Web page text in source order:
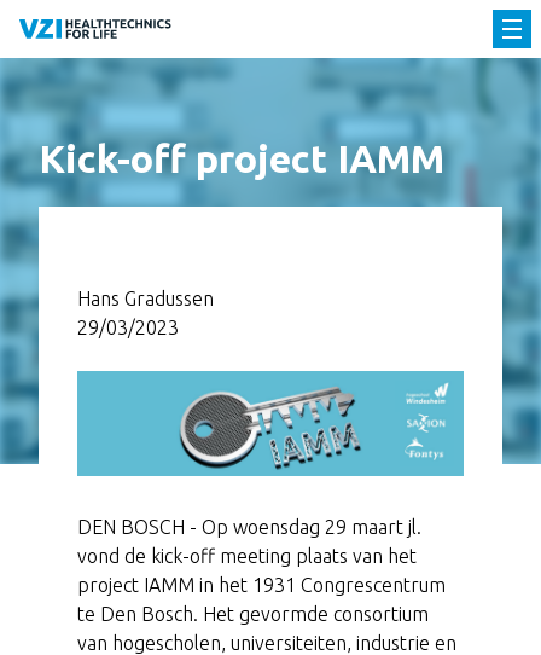
Kick-off project IAMM
Hans Gradussen
29/03/2023
DEN BOSCH - Op woensdag 29 maart jl.
vond de kick-off meeting plaats van het
project IAMM in het 1931 Congrescentrum
te Den Bosch. Het gevormde consortium
van hogescholen, universiteiten, industrie en